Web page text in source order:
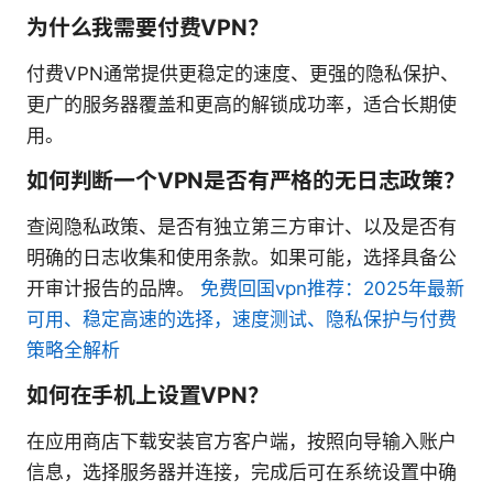
为什么我需要付费VPN？
付费VPN通常提供更稳定的速度、更强的隐私保护、
更广的服务器覆盖和更高的解锁成功率，适合长期使
用。
如何判断一个VPN是否有严格的无日志政策？
查阅隐私政策、是否有独立第三方审计、以及是否有
明确的日志收集和使用条款。如果可能，选择具备公
开审计报告的品牌。 免费回国vpn推荐：2025年最新
可用、稳定高速的选择，速度测试、隐私保护与付费
策略全解析
如何在手机上设置VPN？
在应用商店下载安装官方客户端，按照向导输入账户
信息，选择服务器并连接，完成后可在系统设置中确